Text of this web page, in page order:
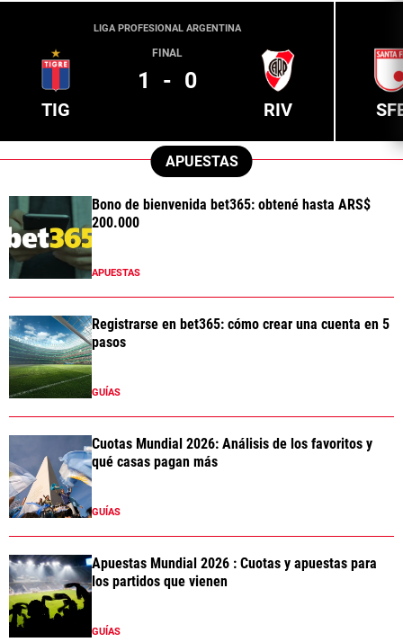
LIGA PROFESIONAL ARGENTINA
TIG
FINAL
1 - 0
RIV
APUESTAS
Bono de bienvenida bet365: obtené hasta ARS$
200.000
APUESTAS
Registrarse en bet365: cómo crear una cuenta en 5
pasos
GUÍAS
Cuotas Mundial 2026: Análisis de los favoritos y
qué casas pagan más
GUÍAS
Apuestas Mundial 2026 : Cuotas y apuestas para
los partidos que vienen
GUÍAS